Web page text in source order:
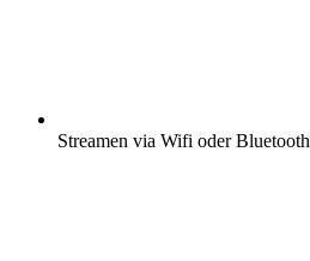
Streamen via Wifi oder Bluetooth